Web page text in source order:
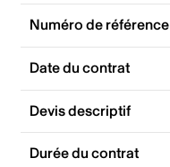
Numéro de référence
Date du contrat
Devis descriptif
Durée du contrat